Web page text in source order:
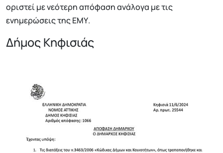
οριστεί με νεότερη απόφαση ανάλογα με τις
ενημερώσεις της ΕΜΥ.
Δήμος Κηφισιάς